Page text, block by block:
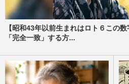
【昭和43年以前生まれはロト６この
「完全一致」する方...